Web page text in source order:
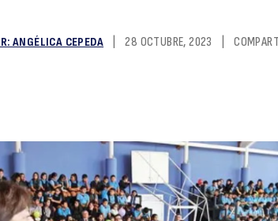
ANGÉLICA CEPEDA 28 OCTUBRE, 2023